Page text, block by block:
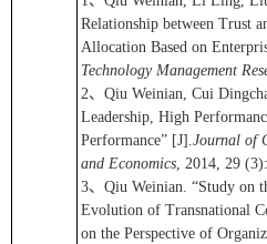
Relationship between Trust
Allocation Based on
Technology Management
2、Qiu Weinian, Cui
Leadership, High
Performance” [J].Journal of
and Economics, 2014, 29
3、Qiu Weinian. “Study on
Evolution of Transnational
on the Perspective of